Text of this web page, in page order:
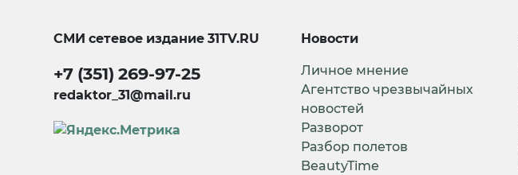
СМИ сетевое издание31TV.RU
+7 (351) 269-97-25
redaktor_31@mail.ru
Новости
Личное мнение
Агентство чрезвычайных
новостей
Разворот
Разбор полетов
BeautyTime